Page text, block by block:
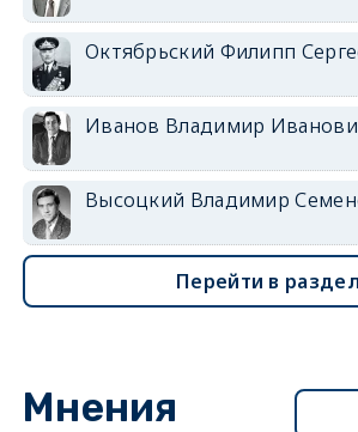
Октябрьский Филипп
Иванов Владимир
Высоцкий Владимир
Перейти в раздел
Мнения